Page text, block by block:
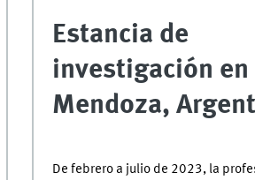
Estancia de
investigación en
Mendoza,
De febrero a julio de 2023, la